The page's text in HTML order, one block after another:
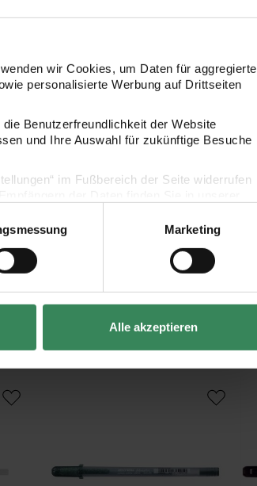
wir Cookies, um Daten für aggregierte
personalisierte Werbung auf Drittseiten
Benutzerfreundlichkeit der Website
und Ihre Auswahl für zukünftige Besuche
im Fußbereich der Seite widerrufen
Marketing
Alle akzeptieren